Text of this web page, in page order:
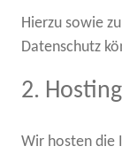
Hierzu sowie
Datenschutz
2. Hosting
Wir hosten die